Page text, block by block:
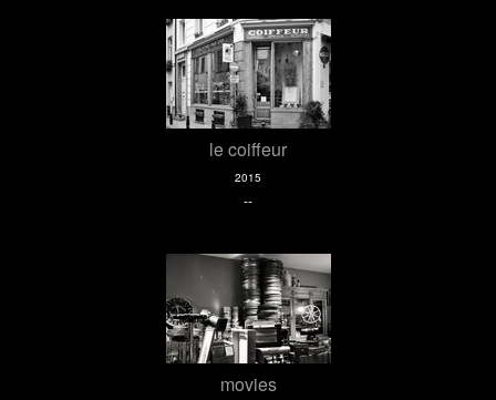
le coiffeur
2015
--
movies